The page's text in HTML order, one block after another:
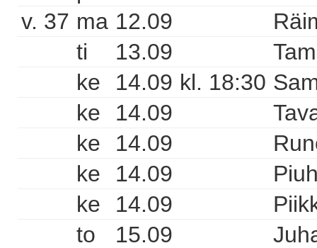
v. 37 ma 12.09
ti
13.09
ke
14.09 kl. 18:30
ke
14.09
ke
14.09
ke
14.09
ke
14.09
to
15.09